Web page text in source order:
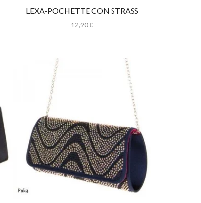
LEXA-POCHETTE CON STRASS
12,90€